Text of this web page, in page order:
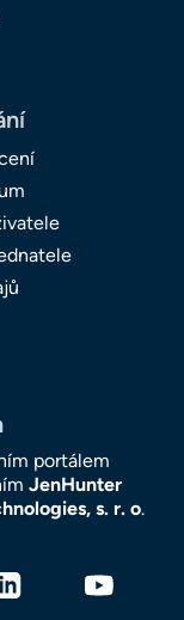
portálem
JenHunter
s. r. o.